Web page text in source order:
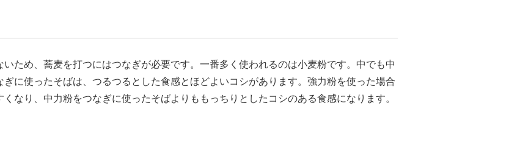
ため、蕎麦を打つにはつなぎが必要です。一番多く使われるのは小麦粉です。中でも中
に使ったそばは、つるつるとした食感とほどよいコシがあります。強力粉を使った場合
なり、中力粉をつなぎに使ったそばよりももっちりとしたコシのある食感になります。